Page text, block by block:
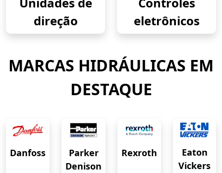
direção
eletrônicos
MARCAS HIDRÁULICAS EM
DESTAQUE
Danfoss
Parker
Denison
Rexroth
Eaton
Vickers